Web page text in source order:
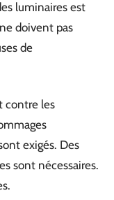
luminaires est
doivent pas
de
contre les
exigés. Des
sont nécessaires.